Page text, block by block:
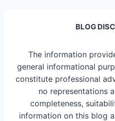
BLOG
The information
general informational
constitute professional
no representations
completeness,
information on this blog